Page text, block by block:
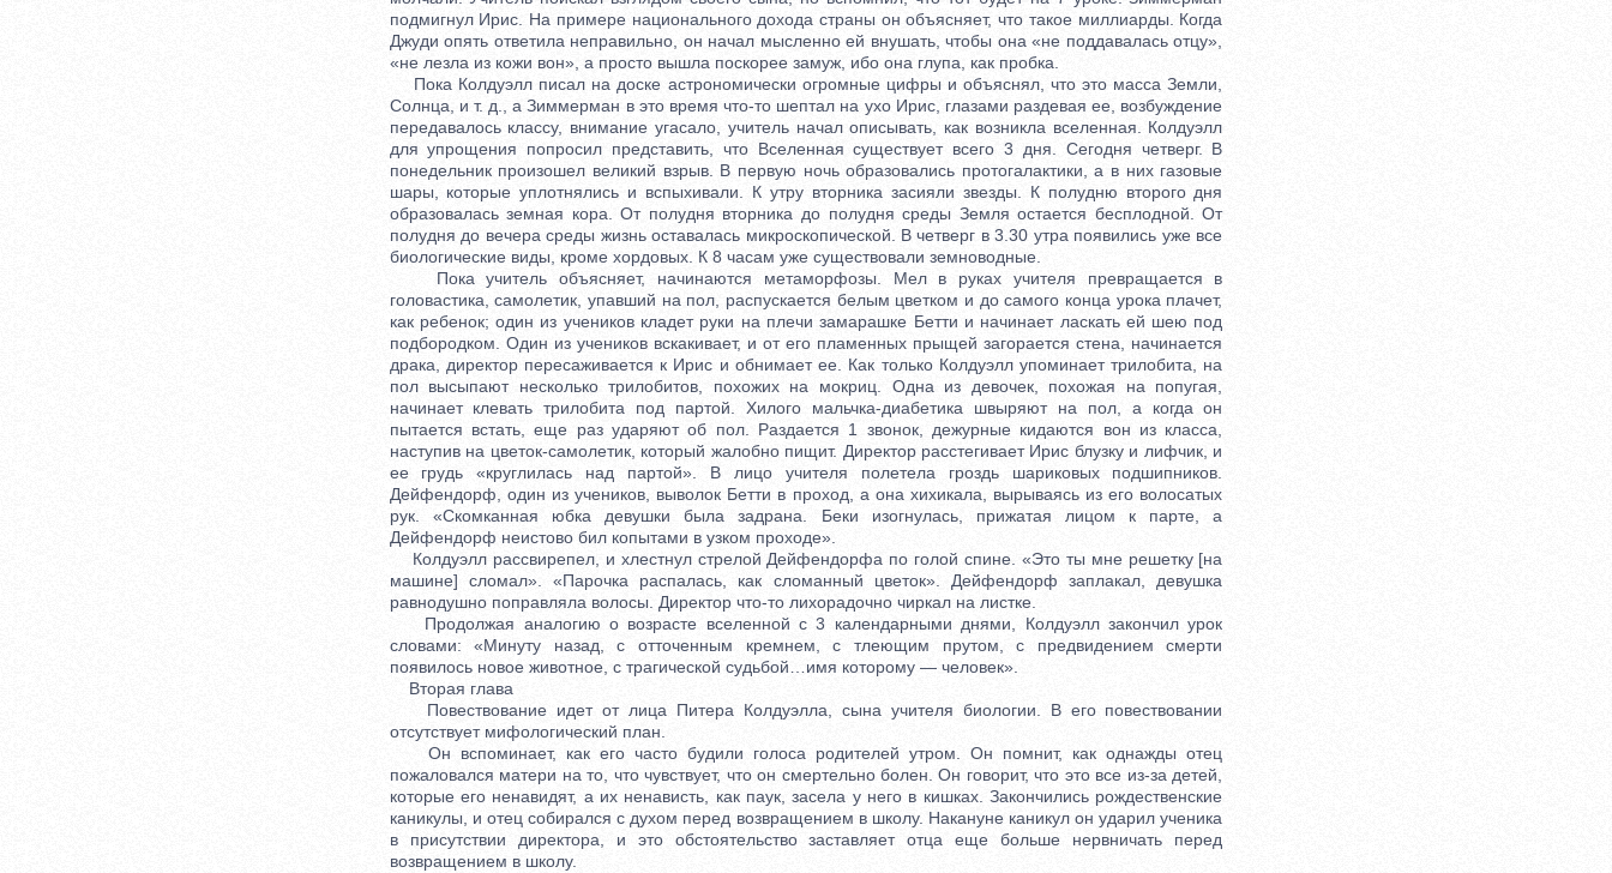
подмигнул Ирис. На примере национального дохода страны он объясняет, что такое миллиарды. Когда
Джуди опять ответила неправильно, он начал мысленно ей внушать, чтобы она «не поддавалась отцу»,
«не лезла из кожи вон», а просто вышла поскорее замуж, ибо она глупа, как пробка.
Пока Колдуэлл писал на доске астрономически огромные цифры и объяснял, что это масса Земли,
Солнца, и т. д., а Зиммерман в это время что-то шептал на ухо Ирис, глазами раздевая ее, возбуждение
передавалось классу, внимание угасало, учитель начал описывать, как возникла вселенная. Колдуэлл
для упрощения попросил представить, что Вселенная существует всего 3 дня. Сегодня четверг. В
понедельник произошел великий взрыв. В первую ночь образовались протогалактики, а в них газовые
шары, которые уплотнялись и вспыхивали. К утру вторника засияли звезды. К полудню второго дня
образовалась земная кора. От полудня вторника до полудня среды Земля остается бесплодной. От
полудня до вечера среды жизнь оставалась микроскопической. В четверг в 3.30 утра появились уже все
биологические виды, кроме хордовых. К 8 часам уже существовали земноводные.
Пока учитель объясняет, начинаются метаморфозы. Мел в руках учителя превращается в
головастика, самолетик, упавший на пол, распускается белым цветком и до самого конца урока плачет,
как ребенок; один из учеников кладет руки на плечи замарашке Бетти и начинает ласкать ей шею под
подбородком. Один из учеников вскакивает, и от его пламенных прыщей загорается стена, начинается
драка, директор пересаживается к Ирис и обнимает ее. Как только Колдуэлл упоминает трилобита, на
пол высыпают несколько трилобитов, похожих на мокриц. Одна из девочек, похожая на попугая,
начинает клевать трилобита под партой. Хилого мальчка-диабетика швыряют на пол, а когда он
пытается встать, еще раз ударяют об пол. Раздается 1 звонок, дежурные кидаются вон из класса,
наступив на цветок-самолетик, который жалобно пищит. Директор расстегивает Ирис блузку и лифчик, и
ее грудь «круглилась над партой». В лицо учителя полетела гроздь шариковых подшипников.
Дейфендорф, один из учеников, выволок Бетти в проход, а она хихикала, вырываясь из его волосатых
рук. «Скомканная юбка девушки была задрана. Беки изогнулась, прижатая лицом к парте, а
Дейфендорф неистово бил копытами в узком проходе».
Колдуэлл рассвирепел, и хлестнул стрелой Дейфендорфа по голой спине. «Это ты мне решетку [на
машине] сломал». «Парочка распалась, как сломанный цветок». Дейфендорф заплакал, девушка
равнодушно поправляла волосы. Директор что-то лихорадочно чиркал на листке.
Продолжая аналогию о возрасте вселенной с 3 календарными днями, Колдуэлл закончил урок
словами: «Минуту назад, с отточенным кремнем, с тлеющим прутом, с предвидением смерти
появилось новое животное, с трагической судьбой…имя которому — человек».
Вторая глава
Повествование идет от лица Питера Колдуэлла, сына учителя биологии. В его повествовании
отсутствует мифологический план.
Он вспоминает, как его часто будили голоса родителей утром. Он помнит, как однажды отец
пожаловался матери на то, что чувствует, что он смертельно болен. Он говорит, что это все из-за детей,
которые его ненавидят, а их ненависть, как паук, засела у него в кишках. Закончились рождественские
каникулы, и отец собирался с духом перед возвращением в школу. Накануне каникул он ударил ученика
в присутствии директора, и это обстоятельство заставляет отца еще больше нервничать перед
возвращением в школу.